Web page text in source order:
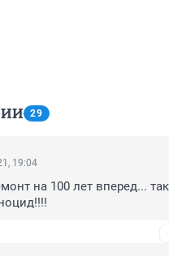
29
19:04
на 100 лет вперед...